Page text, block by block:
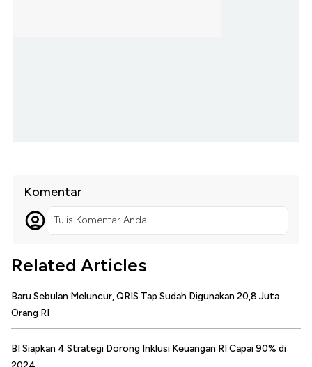
Komentar
Tulis Komentar Anda...
Related Articles
Baru Sebulan Meluncur, QRIS Tap Sudah Digunakan 20,8 Juta
Orang RI
BI Siapkan 4 Strategi Dorong Inklusi Keuangan RI Capai 90% di